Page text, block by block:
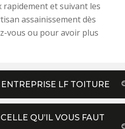
rapidement et suivant les
assainissement dès
vous ou pour avoir plus
LF TOITURE
QU’IL VOUS FAUT